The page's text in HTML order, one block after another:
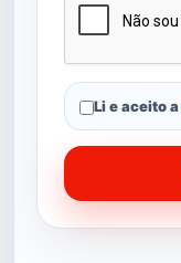
Li e aceito a